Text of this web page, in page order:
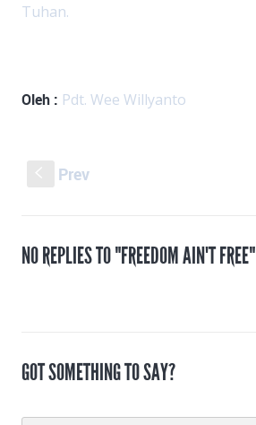
Tuhan.
Oleh : Pdt. Wee Willyanto
Prev
NO REPLIES TO "FREEDOM AIN'T FREE"
GOT SOMETHING TO SAY?